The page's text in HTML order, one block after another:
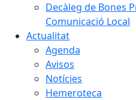
Decàleg de Bones
Comunicació Local
Actualitat
Agenda
Avisos
Notícies
Hemeroteca